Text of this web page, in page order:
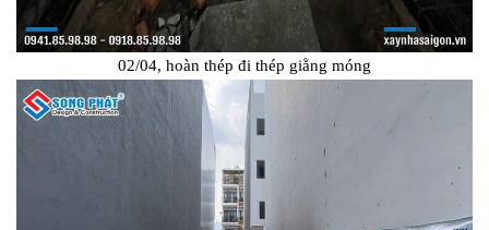
02/04, hoàn thép đi thép giằng móng